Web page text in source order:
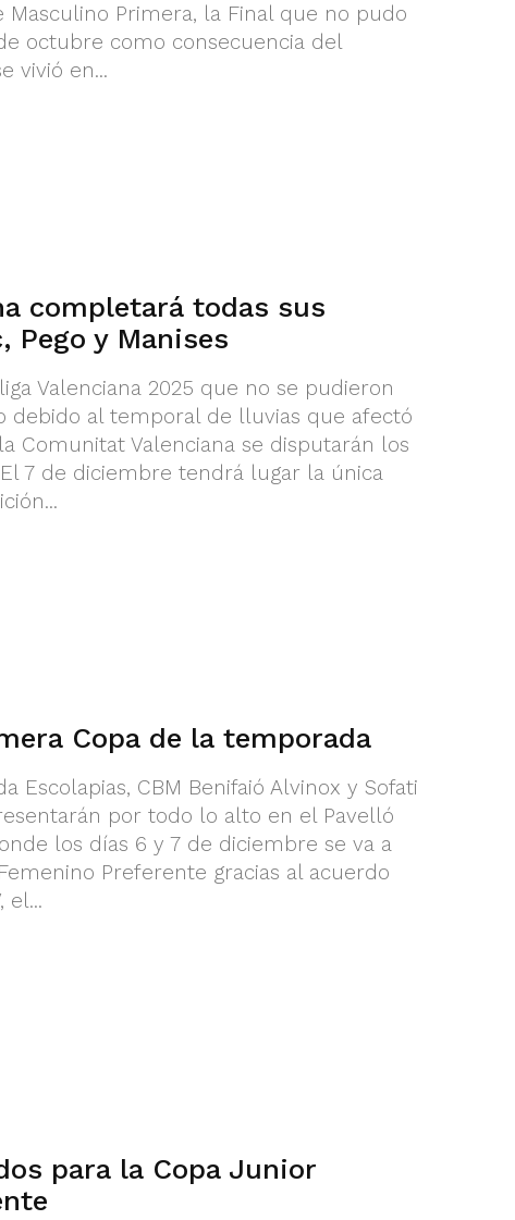
Primera, la Final que no pudo
octubre como consecuencia del
vivió en...
completará todas sus
Pego y Manises
Valenciana 2025 que no se pudieron
debido al temporal de lluvias que afectó
Comunitat Valenciana se disputarán los
7 de diciembre tendrá lugar la única
Copa de la temporada
Escolapias, CBM Benifaió Alvinox y Sofati
por todo lo alto en el Pavelló
los días 6 y 7 de diciembre se va a
Preferente gracias al acuerdo
el...
para la Copa Junior